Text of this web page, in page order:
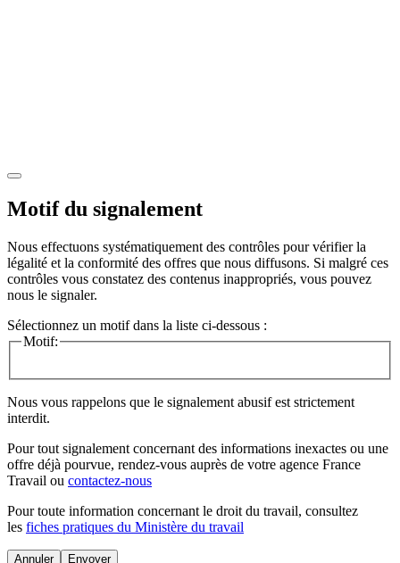
Motif du signalement
Nous effectuons systématiquement des contrôles pour vérifier la
légalité et la conformité des offres que nous diffusons. Si malgré ces
contrôles vous constatez des contenus inappropriés, vous pouvez
nous le signaler.
Sélectionnez un motif dans la liste ci-dessous :
Motif:
Nous vous rappelons que le signalement abusif est strictement
interdit.
Pour tout signalement concernant des informations inexactes ou une
offre déjà pourvue, rendez-vous auprès de votre agence France
Travail ou contactez-nous
Pour toute information concernant le droit du travail, consultez
les fiches pratiques du Ministère du travail
Annuler